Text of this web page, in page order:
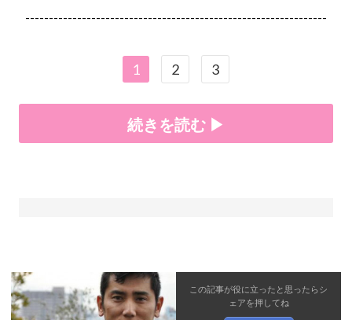
----------------------------------------------------------------
1 2 3
続きを読む ▶
この記事が役に立ったと思ったらシ
ェアを押してね